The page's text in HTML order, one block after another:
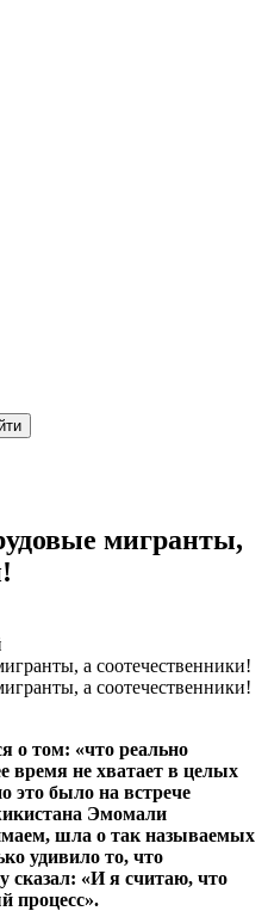
мигранты,
о том: «что реально
время не хватает в целых
это было на встрече
Эмомали
шла о так называемых
удивило то, что
сказал: «И я считаю, что
процесс».